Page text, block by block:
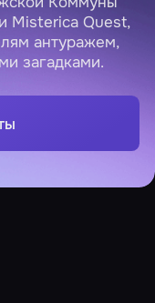
Misterica Quest,
антуражем,
загадками.